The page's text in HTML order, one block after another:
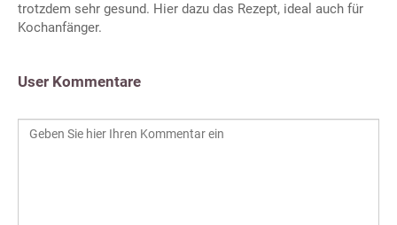
trotzdem sehr gesund. Hier dazu das Rezept, ideal auch für
Kochanfänger.
User Kommentare